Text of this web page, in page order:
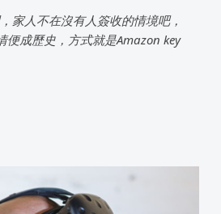
家人不在沒有人簽收的情境吧，
便成歷史，方式就是Amazon key